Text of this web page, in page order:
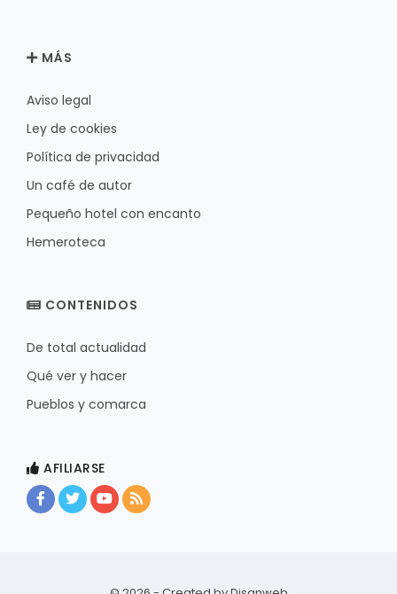
MÁS
Aviso legal
Ley de cookies
Política de privacidad
Un café de autor
Pequeño hotel con encanto
Hemeroteca
CONTENIDOS
De total actualidad
Qué ver y hacer
Pueblos y comarca
AFILIARSE